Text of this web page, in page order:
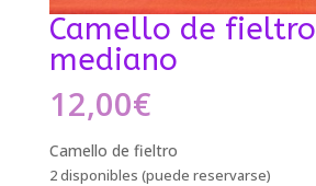
Camello de fieltro
mediano
12,00€
Camello de fieltro
2 disponibles (puede reservarse)